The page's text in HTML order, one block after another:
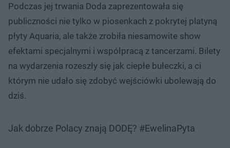
Podczas jej trwania Doda zaprezentowała się
publiczności nie tylko w piosenkach z pokrytej platyną
płyty Aquaria, ale także zrobiła niesamowite show
efektami specjalnymi i współpracą z tancerzami. Bilety
na wydarzenia rozeszły się jak ciepłe bułeczki, a ci
którym nie udało się zdobyć wejściówki ubolewają do
dziś.
Jak dobrze Polacy znają DODĘ? #EwelinaPyta